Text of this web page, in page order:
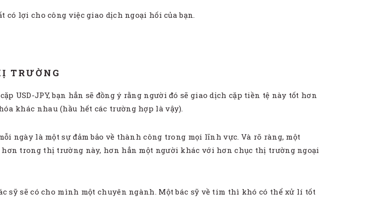
lợi cho công việc giao dịch ngoại hối của bạn.
TRƯỜNG
USD-JPY, bạn hẳn sẽ đồng ý rằng người đó sẽ giao dịch cặp tiền tệ này tốt hơn
khác nhau (hầu hết các trường hợp là vậy).
ngày là một sự đảm bảo về thành công trong mọi lĩnh vực. Và rõ ràng, một
trong thị trường này, hơn hẳn một người khác với hơn chục thị trường ngoại
sỹ sẽ có cho mình một chuyên ngành. Một bác sỹ về tim thì khó có thể xử lí tốt